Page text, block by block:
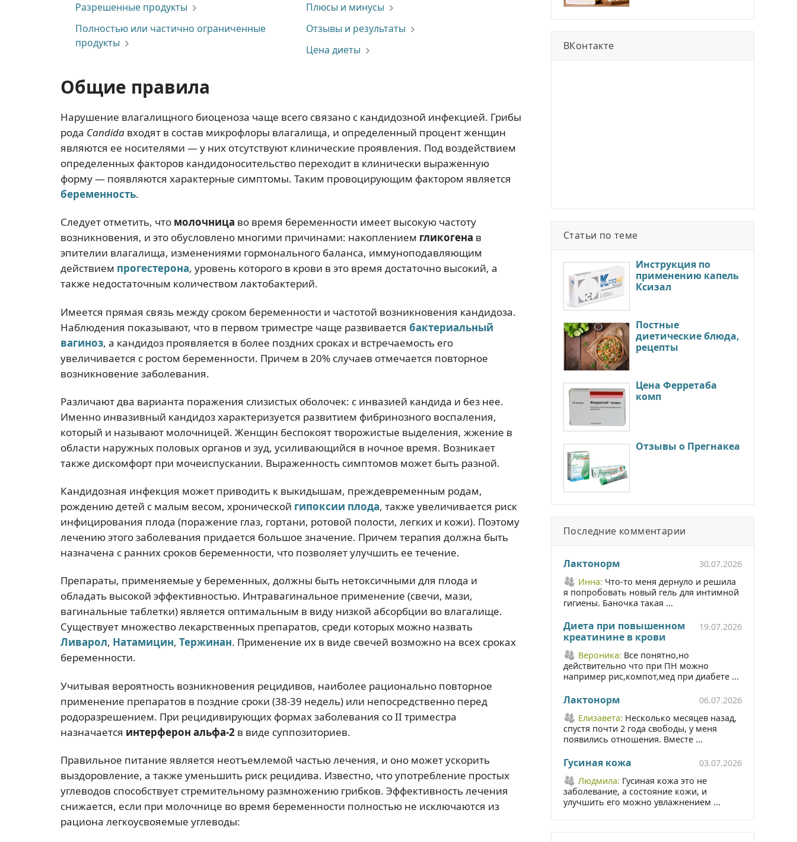
Разрешенные продукты
Полностью или частично ограниченные
продукты
Плюсы и минусы
Отзывы и результаты
Цена диеты
Общие правила
Нарушение влагалищного биоценоза чаще всего связано с кандидозной инфекцией. Грибы
рода Candida входят в состав микрофлоры влагалища, и определенный процент женщин
являются ее носителями — у них отсутствуют клинические проявления. Под воздействием
определенных факторов кандидоносительство переходит в клинически выраженную
форму — появляются характерные симптомы. Таким провоцирующим фактором является
беременность.
Следует отметить, что молочница во время беременности имеет высокую частоту
возникновения, и это обусловлено многими причинами: накоплением гликогена в
эпителии влагалища, изменениями гормонального баланса, иммуноподавляющим
действием прогестерона, уровень которого в крови в это время достаточно высокий, а
также недостаточным количеством лактобактерий.
Имеется прямая связь между сроком беременности и частотой возникновения кандидоза.
Наблюдения показывают, что в первом триместре чаще развивается бактериальный
вагиноз, а кандидоз проявляется в более поздних сроках и встречаемость его
увеличивается с ростом беременности. Причем в 20% случаев отмечается повторное
возникновение заболевания.
Различают два варианта поражения слизистых оболочек: с инвазией кандида и без нее.
Именно инвазивный кандидоз характеризуется развитием фибринозного воспаления,
который и называют молочницей. Женщин беспокоят творожистые выделения, жжение в
области наружных половых органов и зуд, усиливающийся в ночное время. Возникает
также дискомфорт при мочеиспускании. Выраженность симптомов может быть разной.
Кандидозная инфекция может приводить к выкидышам, преждевременным родам,
рождению детей с малым весом, хронической гипоксии плода, также увеличивается риск
инфицирования плода (поражение глаз, гортани, ротовой полости, легких и кожи). Поэтому
лечению этого заболевания придается большое значение. Причем терапия должна быть
назначена с ранних сроков беременности, что позволяет улучшить ее течение.
Препараты, применяемые у беременных, должны быть нетоксичными для плода и
обладать высокой эффективностью. Интравагинальное применение (свечи, мази,
вагинальные таблетки) является оптимальным в виду низкой абсорбции во влагалище.
Существует множество лекарственных препаратов, среди которых можно назвать
Ливарол, Натамицин, Тержинан. Применение их в виде свечей возможно на всех сроках
беременности.
Учитывая вероятность возникновения рецидивов, наиболее рационально повторное
применение препаратов в поздние сроки (38-39 недель) или непосредственно перед
родоразрешением. При рецидивирующих формах заболевания со II триместра
назначается интерферон альфа-2 в виде суппозиториев.
Правильное питание является неотъемлемой частью лечения, и оно может ускорить
выздоровление, а также уменьшить риск рецидива. Известно, что употребление простых
углеводов способствует стремительному размножению грибков. Эффективность лечения
снижается, если при молочнице во время беременности полностью не исключаются из
рациона легкоусвояемые углеводы:
ВКонтакте
Статьи по теме
Инструкция по
применению капель
Ксизал
Постные
диетические блюда,
рецепты
Цена Ферретаба
комп
Отзывы о Прегнакеа
Последние комментарии
Лактонорм
30.07.2026
Инна: Что-то меня дернуло и решила
я попробовать новый гель для интимной
гигиены. Баночка такая ...
Диета при повышенном
креатинине в крови
19.07.2026
Вероника: Все понятно,но
действительно что при ПН можно
например рис,компот,мед при диабете ...
Лактонорм
06.07.2026
Елизавета: Несколько месяцев назад,
спустя почти 2 года свободы, у меня
появились отношения. Вместе ...
Гусиная кожа
03.07.2026
Людмила: Гусиная кожа это не
заболевание, а состояние кожи, и
улучшить его можно увлажнением ...